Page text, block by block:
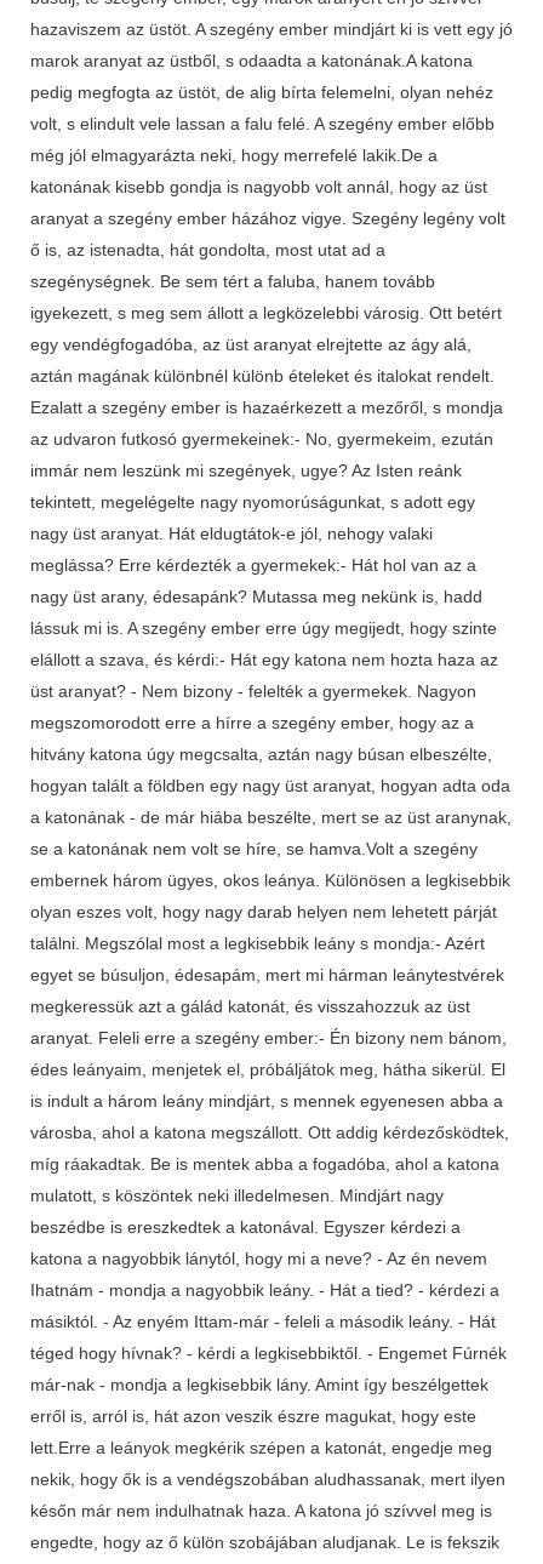
hazaviszem az üstöt. A szegény ember mindjárt ki is vett egy jó
marok aranyat az üstből, s odaadta a katonának.A katona
pedig megfogta az üstöt, de alig bírta felemelni, olyan nehéz
volt, s elindult vele lassan a falu felé. A szegény ember előbb
még jól elmagyarázta neki, hogy merrefelé lakik.De a
katonának kisebb gondja is nagyobb volt annál, hogy az üst
aranyat a szegény ember házához vigye. Szegény legény volt
ő is, az istenadta, hát gondolta, most utat ad a
szegénységnek. Be sem tért a faluba, hanem tovább
igyekezett, s meg sem állott a legközelebbi városig. Ott betért
egy vendégfogadóba, az üst aranyat elrejtette az ágy alá,
aztán magának különbnél különb ételeket és italokat rendelt.
Ezalatt a szegény ember is hazaérkezett a mezőről, s mondja
az udvaron futkosó gyermekeinek:- No, gyermekeim, ezután
immár nem leszünk mi szegények, ugye? Az Isten reánk
tekintett, megelégelte nagy nyomorúságunkat, s adott egy
nagy üst aranyat. Hát eldugtátok-e jól, nehogy valaki
meglássa? Erre kérdezték a gyermekek:- Hát hol van az a
nagy üst arany, édesapánk? Mutassa meg nekünk is, hadd
lássuk mi is. A szegény ember erre úgy megijedt, hogy szinte
elállott a szava, és kérdi:- Hát egy katona nem hozta haza az
üst aranyat? - Nem bizony - felelték a gyermekek. Nagyon
megszomorodott erre a hírre a szegény ember, hogy az a
hitvány katona úgy megcsalta, aztán nagy búsan elbeszélte,
hogyan talált a földben egy nagy üst aranyat, hogyan adta oda
a katonának - de már hiába beszélte, mert se az üst aranynak,
se a katonának nem volt se híre, se hamva.Volt a szegény
embernek három ügyes, okos leánya. Különösen a legkisebbik
olyan eszes volt, hogy nagy darab helyen nem lehetett párját
találni. Megszólal most a legkisebbik leány s mondja:- Azért
egyet se búsuljon, édesapám, mert mi hárman leánytestvérek
megkeressük azt a gálád katonát, és visszahozzuk az üst
aranyat. Feleli erre a szegény ember:- Én bizony nem bánom,
édes leányaim, menjetek el, próbáljátok meg, hátha sikerül. El
is indult a három leány mindjárt, s mennek egyenesen abba a
városba, ahol a katona megszállott. Ott addig kérdezősködtek,
míg ráakadtak. Be is mentek abba a fogadóba, ahol a katona
mulatott, s köszöntek neki illedelmesen. Mindjárt nagy
beszédbe is ereszkedtek a katonával. Egyszer kérdezi a
katona a nagyobbik lánytól, hogy mi a neve? - Az én nevem
Ihatnám - mondja a nagyobbik leány. - Hát a tied? - kérdezi a
másiktól. - Az enyém Ittam-már - feleli a második leány. - Hát
téged hogy hívnak? - kérdi a legkisebbiktől. - Engemet Fúrnék
már-nak - mondja a legkisebbik lány. Amint így beszélgettek
erről is, arról is, hát azon veszik észre magukat, hogy este
lett.Erre a leányok megkérik szépen a katonát, engedje meg
nekik, hogy ők is a vendégszobában aludhassanak, mert ilyen
későn már nem indulhatnak haza. A katona jó szívvel meg is
engedte, hogy az ő külön szobájában aludjanak. Le is fekszik